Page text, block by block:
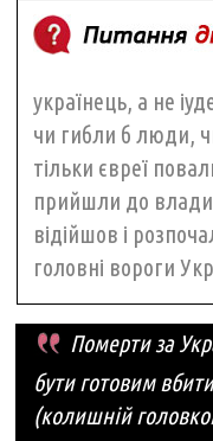
українець, а не
чи гибли б люди,
тільки євреї
прийшли до
відійшов і
головні вороги
Померти за
бути готовим
(колишній